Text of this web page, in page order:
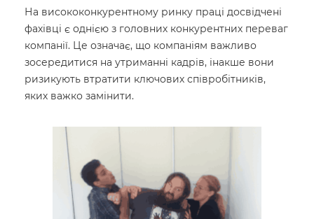
На висококонкурентному ринку праці досвідчені
фахівці є однією з головних конкурентних переваг
компанії. Це означає, що компаніям важливо
зосередитися на утриманні кадрів, інакше вони
ризикують втратити ключових співробітників,
яких важко замінити.